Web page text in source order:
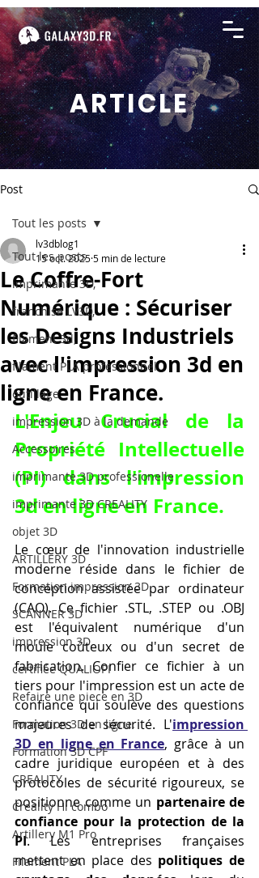
ARTICLE
Post
Tout les posts
imprimante 3D,
franchise LV3D,
filament 3d,
filament PLA professionnel
outillage
impression 3D à la demande
Accessoires
imprimante 3D professionelle
imprimante 3D CREALITY
objet 3D
ARTILLERY 3D
Formation impression 3D
SCANNER 3D
impression 3D
certifiée QUALIOPI
Refaire une piece en 3D
Formation 3D en ligne.
Formation 3D CPF
CREALITY,
Creality Hi combo
Artillery M1 Pro
Filament PLA
Tout les posts
Le Coffre-Fort
Numérique : Sécuriser
les Designs Industriels
avec l'impression 3d en
ligne en France.
lv3dblog1
15 oct. 20255 min de lecture
L'Enjeu Crucial de la
Propriété Intellectuelle
(PI) dans l'impression
3d en ligne en France.
Le cœur de l'innovation industrielle
moderne réside dans le fichier de
conception assistée par ordinateur
(CAO). Ce fichier .STL, .STEP ou .OBJ
est l'équivalent numérique d'un
moule coûteux ou d'un secret de
fabrication. Confier ce fichier à un
tiers pour l'impression est un acte de
confiance qui soulève des questions
majeures de sécurité. L'impression
3D en ligne en France, grâce à un
cadre juridique européen et à des
protocoles de sécurité rigoureux, se
positionne comme un partenaire de
confiance pour la protection de la
PI. Les entreprises françaises
mettent en place des politiques de